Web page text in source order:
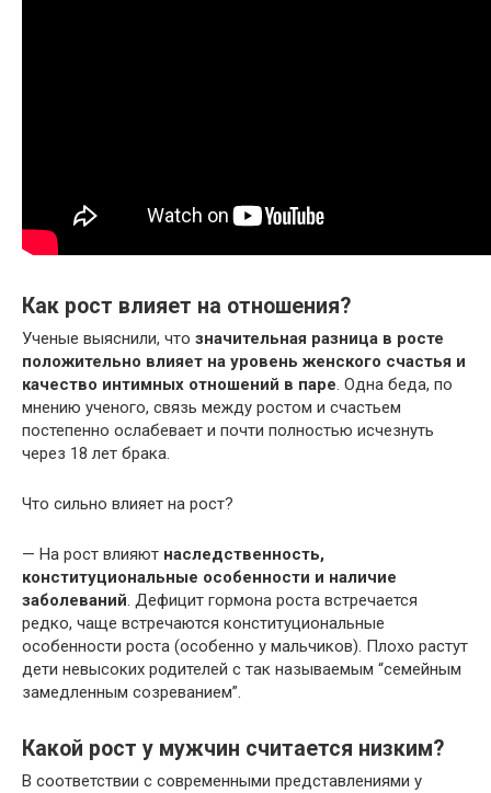
Как рост влияет на отношения?
Ученые выяснили, что значительная разница в росте
положительно влияет на уровень женского счастья и
качество интимных отношений в паре. Одна беда, по
мнению ученого, связь между ростом и счастьем
постепенно ослабевает и почти полностью исчезнуть
через 18 лет брака.
Что сильно влияет на рост?
— На рост влияют наследственность,
конституциональные особенности и наличие
заболеваний. Дефицит гормона роста встречается
редко, чаще встречаются конституциональные
особенности роста (особенно у мальчиков). Плохо растут
дети невысоких родителей с так называемым “семейным
замедленным созреванием”.
Какой рост у мужчин считается низким?
В соответствии с современными представлениями у